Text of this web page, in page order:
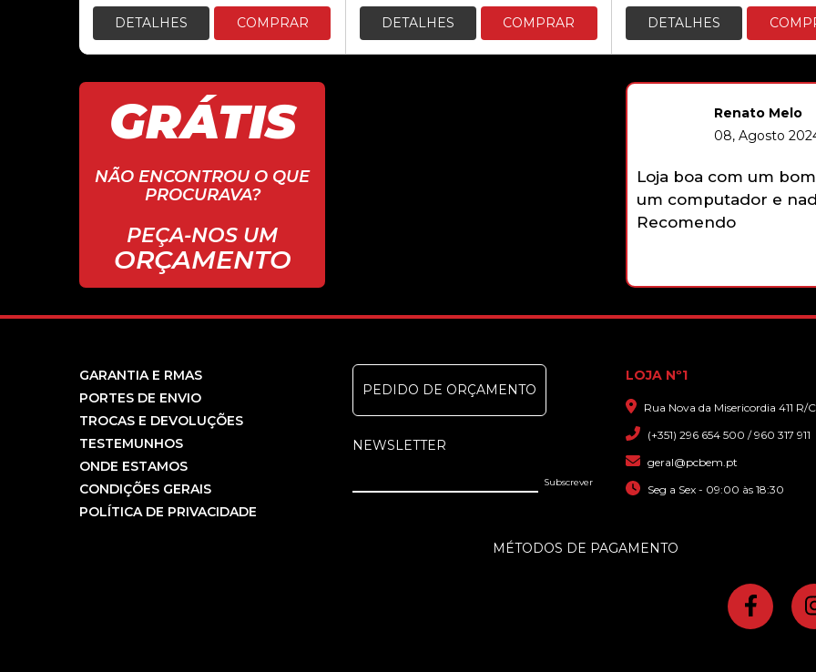
DETALHES COMPRAR DETALHES COMPRAR DETALHES
GRÁTIS
NÃO ENCONTROU O QUE
PROCURAVA?
PEÇA-NOS UM
ORÇAMENTO
Renato Melo
08, Agosto
Loja boa com um
um computador e
Recomendo
GARANTIA E RMAS
PORTES DE ENVIO
TROCAS E DEVOLUÇÕES
TESTEMUNHOS
ONDE ESTAMOS
CONDIÇÕES GERAIS
POLÍTICA DE PRIVACIDADE
PEDIDO DE ORÇAMENTO
NEWSLETTER
LOJA Nº1
Rua Nova da Misericordia 411 R/
(+351) 296 654 500 / 960 317 911
geral@pcbem.pt
Seg a Sex - 09:00 às 18:30
MÉTODOS DE PAGAMENTO